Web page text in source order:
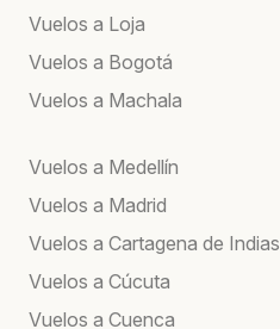
Vuelos a Loja
Vuelos a Bogotá
Vuelos a Machala
Vuelos a Medellín
Vuelos a Madrid
Vuelos a Cartagena de Indias
Vuelos a Cúcuta
Vuelos a Cuenca